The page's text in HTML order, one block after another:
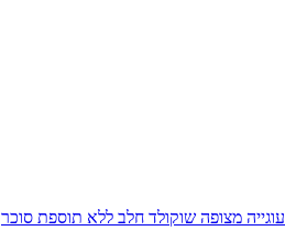
עוגייה מצופה שוקולד חלב ללא תוספת סוכר